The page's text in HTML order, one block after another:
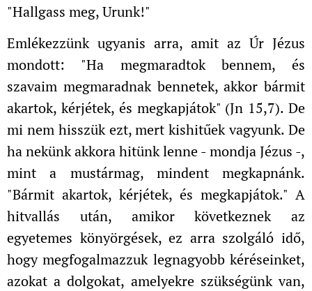
"Hallgass meg, Urunk!"
Emlékezzünk ugyanis arra, amit az Úr Jézus
mondott: "Ha megmaradtok bennem, és
szavaim megmaradnak bennetek, akkor bármit
akartok, kérjétek, és megkapjátok" (Jn 15,7). De
mi nem hisszük ezt, mert kishitűek vagyunk. De
ha nekünk akkora hitünk lenne - mondja Jézus -,
mint a mustármag, mindent megkapnánk.
"Bármit akartok, kérjétek, és megkapjátok." A
hitvallás után, amikor következnek az
egyetemes könyörgések, ez arra szolgáló idő,
hogy megfogalmazzuk legnagyobb kéréseinket,
azokat a dolgokat, amelyekre szükségünk van,